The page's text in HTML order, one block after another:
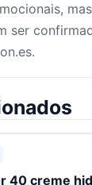
ser
40 creme